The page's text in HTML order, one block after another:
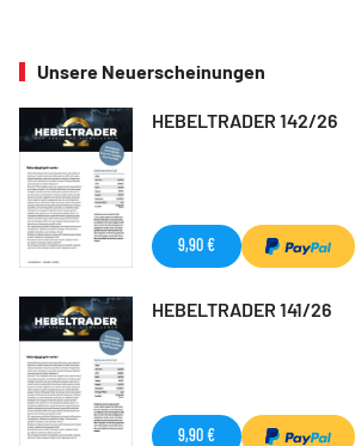
Unsere Neuerscheinungen
HEBELTRADER 142/26
9,90 €
HEBELTRADER 141/26
9,90 €